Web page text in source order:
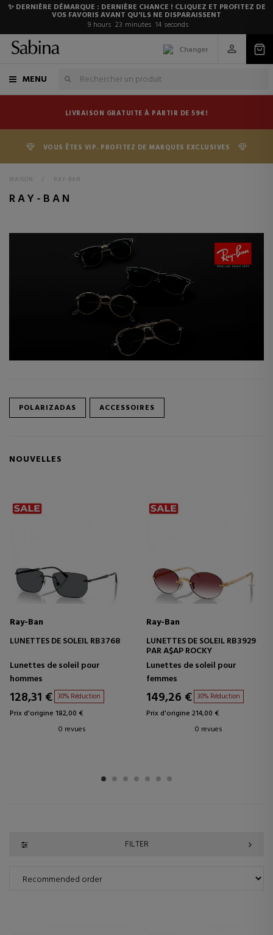
✨ DERNIÈRE DÉMARQUE : DERNIÈRE CHANCE ! CLIQUEZ ET PROFITEZ DE
VOS FAVORIS AVANT QU'ILS NE DISPARAISSENT
9 hours 23 minutes 13 seconds
Changer
MENU
LIVRAISON GRATUITE À PARTIR DE 59€!
VOUS ÊTES VIP. PROFITEZ DE MARQUES EXCLUSIVES
MAISON > RAY-BAN
RAY-BAN
POLARIZADAS ACCESSOIRES
NOUVELLES
Ray-Ban
LUNETTES DE SOLEIL RB3768
Lunettes de soleil pour
hommes
128,31 € 30% Réduction
Prix d'origine 182,00 €
0 revues
Ray-Ban
LUNETTES DE SOLEIL RB3929
PAR A$AP ROCKY
Lunettes de soleil pour
femmes
149,26 € 30% Réduction
Prix d'origine 214,00 €
0 revues
FILTER